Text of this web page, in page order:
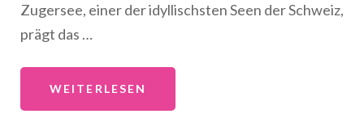
Zugersee, einer der idyllischsten Seen der Schweiz,
prägt das …
WEITERLESEN